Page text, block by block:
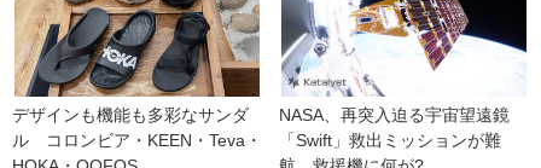
デザインも機能も多彩なサンダ
ル　コロンビア・KEEN・Teva・
NASA、再突入迫る宇宙望遠鏡
「Swift」救出ミッションが難